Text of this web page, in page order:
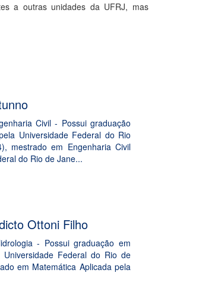
a outras unidades da UFRJ, mas
Civil - Possui graduação
Universidade Federal do Rio
mestrado em Engenharia Civil
do Rio de Jane...
Ottoni Filho
- Possui graduação em
Universidade Federal do Rio de
em Matemática Aplicada pela